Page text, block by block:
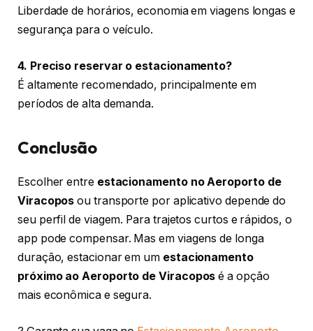
Liberdade de horários, economia em viagens longas e
segurança para o veículo.
4. Preciso reservar o estacionamento?
É altamente recomendado, principalmente em
períodos de alta demanda.
Conclusão
Escolher entre estacionamento no Aeroporto de
Viracopos ou transporte por aplicativo depende do
seu perfil de viagem. Para trajetos curtos e rápidos, o
app pode compensar. Mas em viagens de longa
duração, estacionar em um estacionamento
próximo ao Aeroporto de Viracopos é a opção
mais econômica e segura.